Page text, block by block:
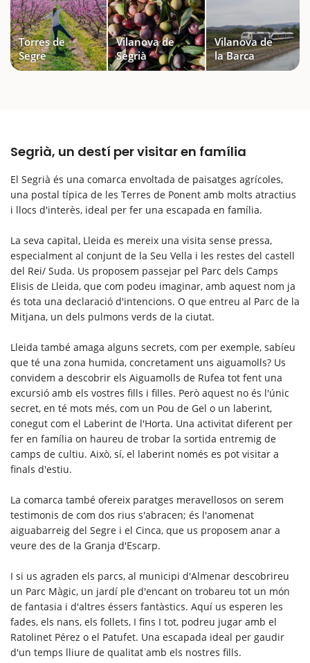
Torres de
Segre
Vilanova de
Segrià
Vilanova de
la Barca
Segrià, un destí per visitar en família
El Segrià és una comarca envoltada de paisatges agrícoles,
una postal típica de les Terres de Ponent amb molts atractius
i llocs d'interès, ideal per fer una escapada en família.
La seva capital, Lleida es mereix una visita sense pressa,
especialment al conjunt de la Seu Vella i les restes del castell
del Rei/ Suda. Us proposem passejar pel Parc dels Camps
Elisis de Lleida, que com podeu imaginar, amb aquest nom ja
és tota una declaració d'intencions. O que entreu al Parc de la
Mitjana, un dels pulmons verds de la ciutat.
Lleida també amaga alguns secrets, com per exemple, sabíeu
que té una zona humida, concretament uns aiguamolls? Us
convidem a descobrir els Aiguamolls de Rufea tot fent una
excursió amb els vostres fills i filles. Però aquest no és l'únic
secret, en té mots més, com un Pou de Gel o un laberint,
conegut com el Laberint de l'Horta. Una activitat diferent per
fer en família on haureu de trobar la sortida entremig de
camps de cultiu. Això, sí, el laberint només es pot visitar a
finals d'estiu.
La comarca també ofereix paratges meravellosos on serem
testimonis de com dos rius s'abracen; és l'anomenat
aiguabarreig del Segre i el Cinca, que us proposem anar a
veure des de la Granja d'Escarp.
I si us agraden els parcs, al municipi d'Almenar descobrireu
un Parc Màgic, un jardí ple d'encant on trobareu tot un món
de fantasia i d'altres éssers fantàstics. Aquí us esperen les
fades, els nans, els follets, I fins I tot, podreu jugar amb el
Ratolinet Pérez o el Patufet. Una escapada ideal per gaudir
d'un temps lliure de qualitat amb els nostres fills.